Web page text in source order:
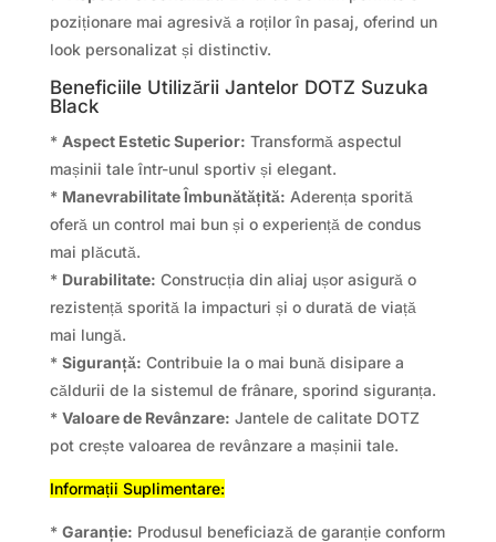
poziționare mai agresivă a roților în pasaj, oferind un
look personalizat și distinctiv.
Beneficiile Utilizării Jantelor DOTZ Suzuka
Black
* Aspect Estetic Superior: Transformă aspectul
mașinii tale într-unul sportiv și elegant.
* Manevrabilitate Îmbunătățită: Aderența sporită
oferă un control mai bun și o experiență de condus
mai plăcută.
* Durabilitate: Construcția din aliaj ușor asigură o
rezistență sporită la impacturi și o durată de viață
mai lungă.
* Siguranță: Contribuie la o mai bună disipare a
căldurii de la sistemul de frânare, sporind siguranța.
* Valoare de Revânzare: Jantele de calitate DOTZ
pot crește valoarea de revânzare a mașinii tale.
Informații Suplimentare:
* Garanție: Produsul beneficiază de garanție conform